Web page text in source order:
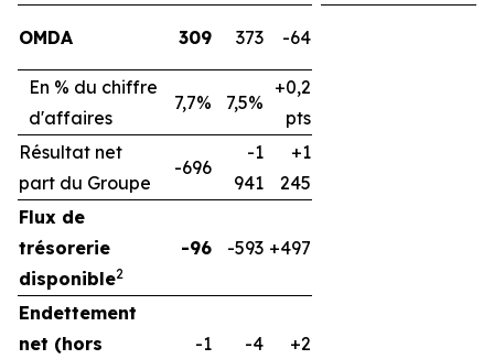
OMDA 309 373 -64
En % du chiffre
d'affaires
7,7% 7,5%
+0,2
pts
Résultat net
part du Groupe
-696
-1
941
+1
245
Flux de
trésorerie
disponible2
-96 -593 +497
Endettement
net (hors
-1 -4 +2